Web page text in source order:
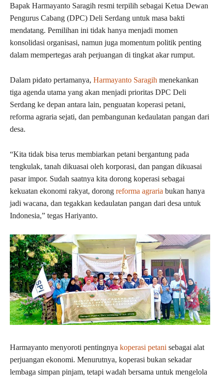
Bapak Harmayanto Saragih resmi terpilih sebagai Ketua Dewan
Pengurus Cabang (DPC) Deli Serdang untuk masa bakti
mendatang. Pemilihan ini tidak hanya menjadi momen
konsolidasi organisasi, namun juga momentum politik penting
dalam mempertegas arah perjuangan di tingkat akar rumput.
Dalam pidato pertamanya, Harmayanto Saragih menekankan
tiga agenda utama yang akan menjadi prioritas DPC Deli
Serdang ke depan antara lain, penguatan koperasi petani,
reforma agraria sejati, dan pembangunan kedaulatan pangan dari
desa.
“Kita tidak bisa terus membiarkan petani bergantung pada
tengkulak, tanah dikuasai oleh korporasi, dan pangan dikuasai
pasar impor. Sudah saatnya kita dorong koperasi sebagai
kekuatan ekonomi rakyat, dorong reforma agraria bukan hanya
jadi wacana, dan tegakkan kedaulatan pangan dari desa untuk
Indonesia,” tegas Hariyanto.
Harmayanto menyoroti pentingnya koperasi petani sebagai alat
perjuangan ekonomi. Menurutnya, koperasi bukan sekadar
lembaga simpan pinjam, tetapi wadah bersama untuk mengelola